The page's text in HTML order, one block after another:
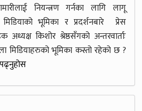
नियन्त्रण गर्नका लागि लागू
भूमिका र प्रदर्शनबारे प्रेस
अध्यक्ष किशोर श्रेष्ठसँगको अन्तरवार्ताः
मिडियाहरुको भूमिका कस्तो रहेको छ ?